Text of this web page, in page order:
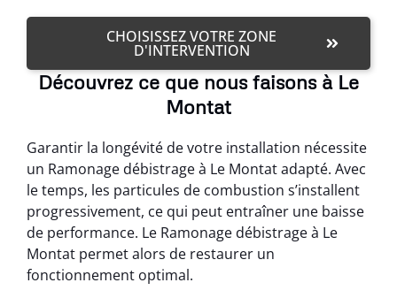
CHOISISSEZ VOTRE ZONE
D'INTERVENTION
Découvrez ce que nous faisons à Le
Montat
Garantir la longévité de votre installation nécessite
un Ramonage débistrage à Le Montat adapté. Avec
le temps, les particules de combustion s’installent
progressivement, ce qui peut entraîner une baisse
de performance. Le Ramonage débistrage à Le
Montat permet alors de restaurer un
fonctionnement optimal.